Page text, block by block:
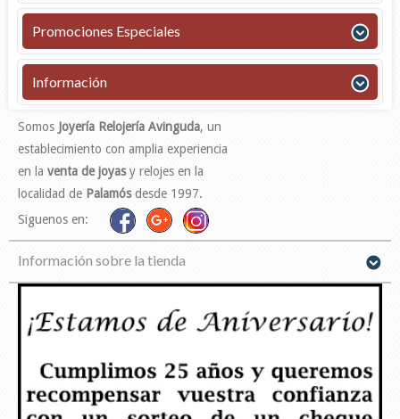
Promociones Especiales
Información
Somos Joyería Relojería Avinguda, un
establecimiento con amplia experiencia
en la venta de joyasy relojes en la
localidad de Palamósdesde 1997.
Siguenos en:
Información sobre la tienda